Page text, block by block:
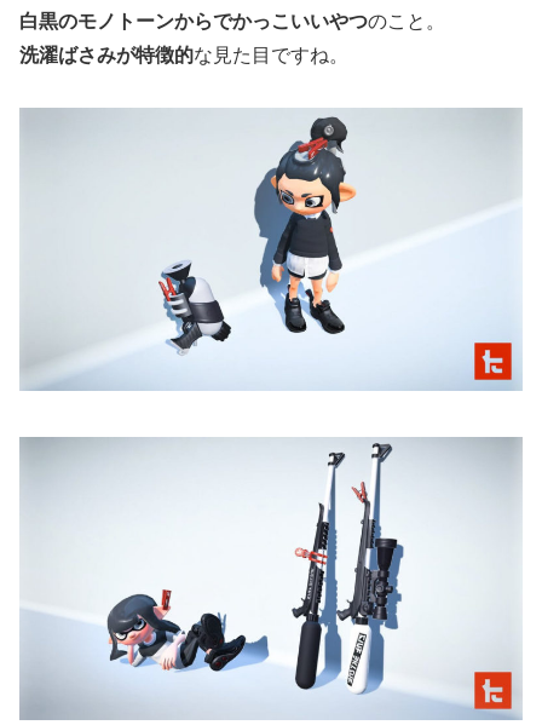
白黒のモノトーンからでかっこいいやつのこと。
洗濯ばさみが特徴的な見た目ですね。